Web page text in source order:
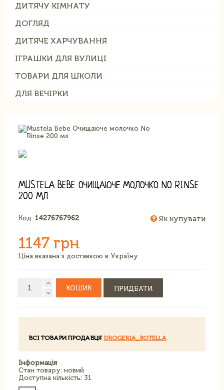
ДИТЯЧУ КІМНАТУ
ДОГЛЯД
ДИТЯЧЕ ХАРЧУВАННЯ
ІГРАШКИ ДЛЯ ВУЛИЦІ
ТОВАРИ ДЛЯ ШКОЛИ
ДЛЯ ВЕЧІРКИ
MUSTELA BEBE ОЧИЩАЮЧЕ МОЛОЧКО NO RINSE
200 МЛ
Код: 14276767962 Як купувати
1147 грн
Ціна вказана з доставкою в Україну
КОШИК ПРИДБАТИ
ВСІ ТОВАРИ ПРОДАВЦЯ DROGERIA_BOTELLA
Інформація
Стан товару: новий
Доступна кількість: 31